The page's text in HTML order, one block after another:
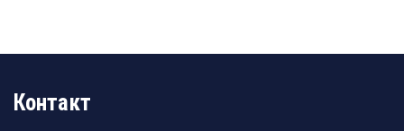
Контакт